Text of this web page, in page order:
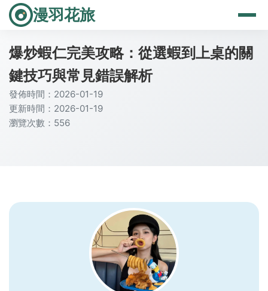
漫羽花旅
爆炒蝦仁完美攻略：從選蝦到上桌的關
鍵技巧與常見錯誤解析
發佈時間：2026-01-19
更新時間：2026-01-19
瀏覽次數：556